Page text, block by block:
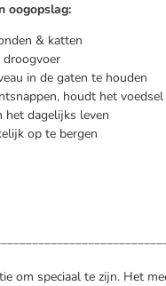
oogopslag:
& katten
in de gaten te houden
houdt het
het dagelijks leven
op te bergen
om speciaal te zijn. Het